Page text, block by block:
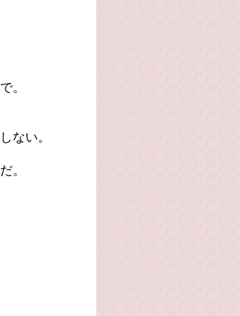
。
ない。
。